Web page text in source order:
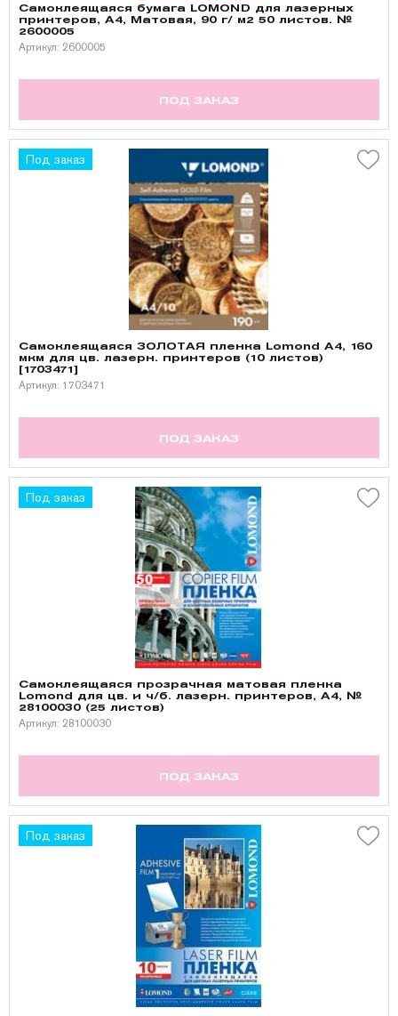
Самоклеящаяся бумага LOMOND для лазерных
принтеров, А4, Матовая, 90 г/ м2 50 листов. №
2600005
Артикул: 2600005
ПОД ЗАКАЗ
Под заказ
Самоклеящаяся ЗОЛОТАЯ пленка Lomond A4, 160
мкм для цв. лазерн. принтеров (10 листов)
[1703471]
Артикул: 1703471
ПОД ЗАКАЗ
Под заказ
Самоклеящаяся прозрачная матовая пленка
Lomond для цв. и ч/б. лазерн. принтеров, A4, №
28100030 (25 листов)
Артикул: 28100030
ПОД ЗАКАЗ
Под заказ